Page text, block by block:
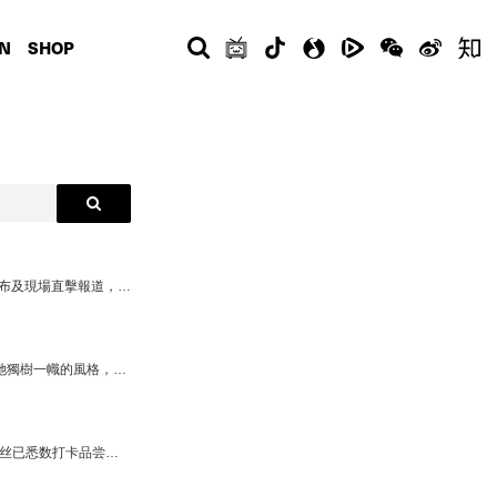
SHOP
2023-10-30 ... COMPLEX 球鞋深度訪談節目《Full Size Run》主持 Brendan Dunne 於早前飛往上海，出席 adidas Originals 與 CLOT 聯乘系列發布及現場直擊報道，為全球鞋迷帶來第一手資訊！適逢 Brendan Dunne 這次到訪上海，我們就邀請到他來參加最新一集原創節目《LIFE AT COMPLEX》！由主持人 Alexia 與他一起深度遊上海，與他一起嚐嚐上海小吃，再去逛逛上海眾潮店如 DOE、JUICE 等，更去了 Barbershop 體驗了剪頭髮，吃了近期當造的大閘蟹！到底 Brendan Dunne 還做了些甚麼？一起來跟他們深度遊上海吧！